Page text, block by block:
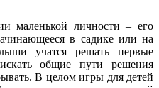
маленькой личности – его
в садике или на
учатся решать первые
общие пути решения
В целом игры для детей